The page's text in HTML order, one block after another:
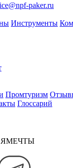
paker.ru
Инструменты
Промтуризм
Глоссарий